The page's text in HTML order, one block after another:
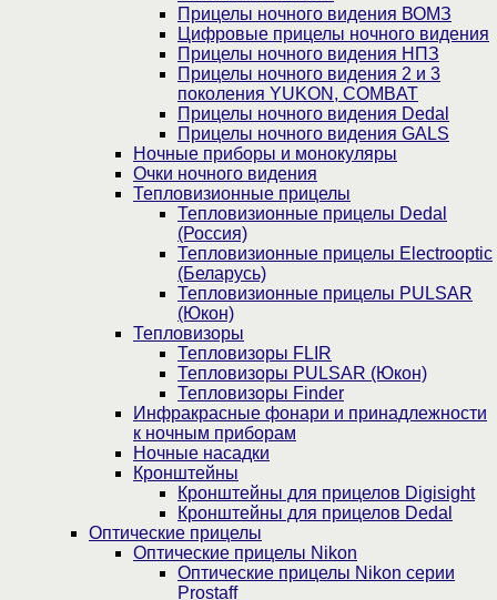
Прицелы ночного видения ВОМЗ
Цифровые прицелы ночного видения
Прицелы ночного видения НПЗ
Прицелы ночного видения 2 и 3
поколения YUKON, COMBAT
Прицелы ночного видения Dedal
Прицелы ночного видения GALS
Ночные приборы и монокуляры
Очки ночного видения
Тепловизионные прицелы
Тепловизионные прицелы Dedal
(Россия)
Тепловизионные прицелы Electrooptic
(Беларусь)
Тепловизионные прицелы PULSAR
(Юкон)
Тепловизоры
Тепловизоры FLIR
Тепловизоры PULSAR (Юкон)
Тепловизоры Finder
Инфракрасные фонари и принадлежности
к ночным приборам
Ночные насадки
Кронштейны
Кронштейны для прицелов Digisight
Кронштейны для прицелов Dedal
Оптические прицелы
Оптические прицелы Nikon
Оптические прицелы Nikon серии
Prostaff